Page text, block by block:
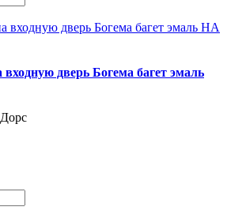
дверь Богема багет эмаль